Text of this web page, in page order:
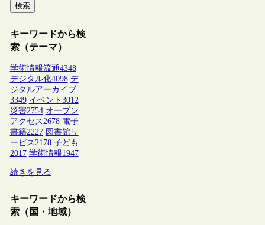
検索
キーワードから検
索（テーマ）
学術情報流通4348
デジタル化4098 デ
ジタルアーカイブ
3349 イベント 3012
災害2754 オープン
アクセス2678 電子
書籍2227 図書館サ
ービス2178 子ども
2017 学術情報1947
続きを見る
キーワードから検
索（国・地域）